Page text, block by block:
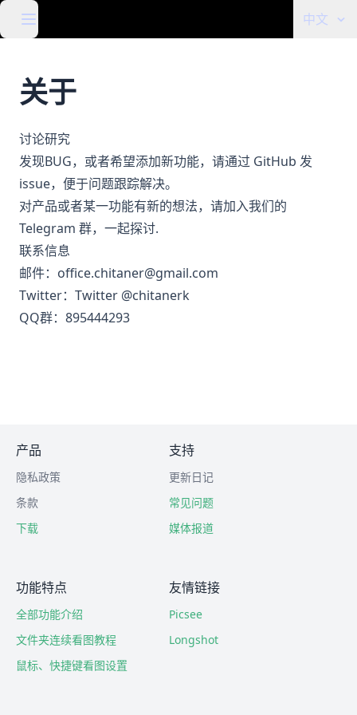
中文
关于
讨论研究
发现BUG，或者希望添加新功能，请通过 GitHub 发
issue，便于问题跟踪解决。
对产品或者某一功能有新的想法，请加入我们的
Telegram 群，一起探讨.
联系信息
邮件： office.chitaner@gmail.com
Twitter： Twitter @chitanerk
QQ群：895444293
产品
隐私政策
条款
下载
支持
更新日记
常见问题
媒体报道
功能特点
全部功能介绍
文件夹连续看图教程
鼠标、快捷键看图设置
友情链接
Picsee
Longshot